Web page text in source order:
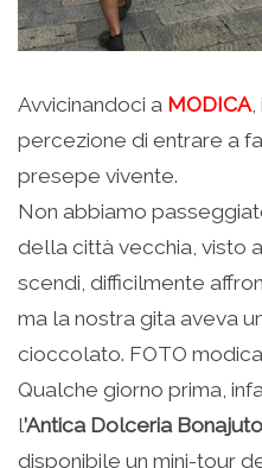
Avvicinandoci a MODICA,
percezione di entrare a
presepe vivente.
Non abbiamo
della città vecchia, visto
scendi, difficilmente
ma la nostra gita aveva
cioccolato. FOTO
Qualche giorno prima,
l’Antica Dolceria Bonajuto
disponibile un mini-tour